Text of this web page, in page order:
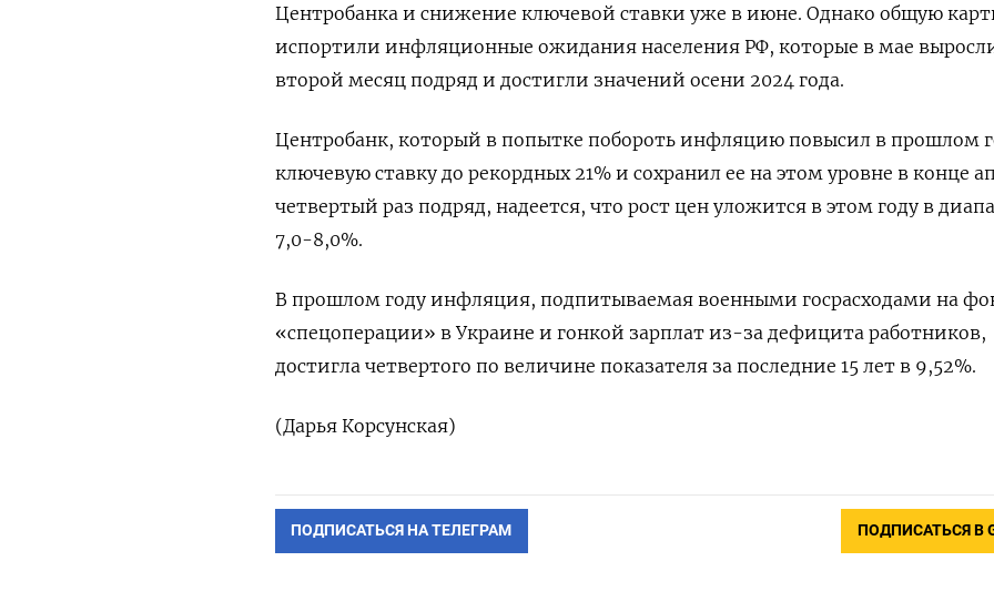
Центробанка и снижение ключевой ставки уже в июне. Однако общую
испортили инфляционные ожидания населения РФ, которые в мае
второй месяц подряд и достигли значений осени 2024 года.
Центробанк, который в попытке побороть инфляцию повысил в прошлом
ключевую ставку до рекордных 21% и сохранил ее на этом уровне в конце
четвертый раз подряд, надеется, что рост цен уложится в этом году в
7,0-8,0%.
В прошлом году инфляция, подпитываемая военными госрасходами на
«спецоперации» в Украине и гонкой зарплат из-за дефицита работников,
достигла четвертого по величине показателя за последние 15 лет в 9,52%.
(Дарья Корсунская)
ПОДПИСАТЬСЯ НА ТЕЛЕГРАМ ПОДПИСАТЬСЯ В